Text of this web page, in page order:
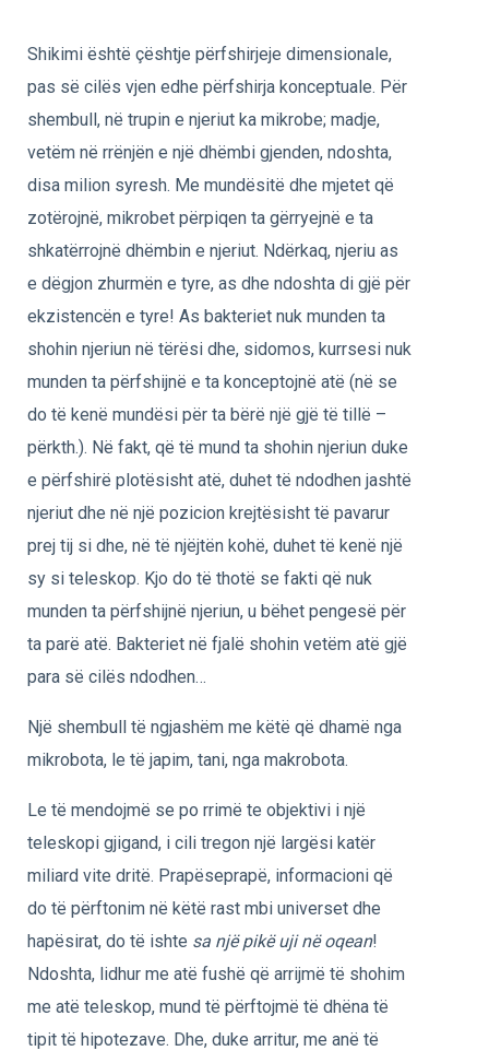
Shikimi është çështje përfshirjeje dimensionale,
pas së cilës vjen edhe përfshirja konceptuale. Për
shembull, në trupin e njeriut ka mikrobe; madje,
vetëm në rrënjën e një dhëmbi gjenden, ndoshta,
disa milion syresh. Me mundësitë dhe mjetet që
zotërojnë, mikrobet përpiqen ta gërryejnë e ta
shkatërrojnë dhëmbin e njeriut. Ndërkaq, njeriu as
e dëgjon zhurmën e tyre, as dhe ndoshta di gjë për
ekzistencën e tyre! As bakteriet nuk munden ta
shohin njeriun në tërësi dhe, sidomos, kurrsesi nuk
munden ta përfshijnë e ta konceptojnë atë (në se
do të kenë mundësi për ta bërë një gjë të tillë –
përkth.). Në fakt, që të mund ta shohin njeriun duke
e përfshirë plotësisht atë, duhet të ndodhen jashtë
njeriut dhe në një pozicion krejtësisht të pavarur
prej tij si dhe, në të njëjtën kohë, duhet të kenë një
sy si teleskop. Kjo do të thotë se fakti që nuk
munden ta përfshijnë njeriun, u bëhet pengesë për
ta parë atë. Bakteriet në fjalë shohin vetëm atë gjë
para së cilës ndodhen…
Një shembull të ngjashëm me këtë që dhamë nga
mikrobota, le të japim, tani, nga makrobota.
Le të mendojmë se po rrimë te objektivi i një
teleskopi gjigand, i cili tregon një largësi katër
miliard vite dritë. Prapëseprapë, informacioni që
do të përftonim në këtë rast mbi universet dhe
hapësirat, do të ishte sa një pikë uji në oqean!
Ndoshta, lidhur me atë fushë që arrijmë të shohim
me atë teleskop, mund të përftojmë të dhëna të
tipit të hipotezave. Dhe, duke arritur, me anë të